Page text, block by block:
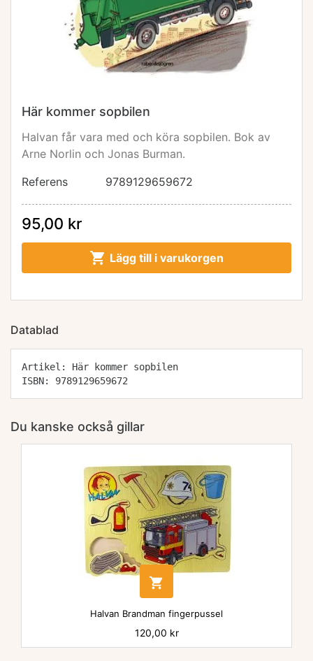
Här kommer sopbilen
Halvan får vara med och köra sopbilen. Bok av
Arne Norlin och Jonas Burman.
Referens
9789129659672
95,00 kr
 Lägg till i varukorgen
Datablad
Artikel: Här kommer sopbilen
ISBN: 9789129659672
Du kanske också gillar

Halvan Brandman fingerpussel
Pris
120,00 kr